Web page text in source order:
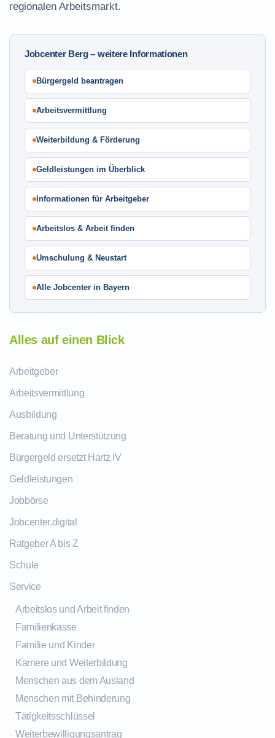
regionalen Arbeitsmarkt.
Jobcenter Berg – weitere Informationen
Bürgergeld beantragen
Arbeitsvermittlung
Weiterbildung & Förderung
Geldleistungen im Überblick
Informationen für Arbeitgeber
Arbeitslos & Arbeit finden
Umschulung & Neustart
Alle Jobcenter in Bayern
Alles auf einen Blick
Arbeitgeber
Arbeitsvermittlung
Ausbildung
Beratung und Unterstützung
Bürgergeld ersetzt Hartz IV
Geldleistungen
Jobbörse
Jobcenter.digital
Ratgeber A bis Z
Schule
Service
Arbeitslos und Arbeit finden
Familienkasse
Familie und Kinder
Karriere und Weiterbildung
Menschen aus dem Ausland
Menschen mit Behinderung
Tätigkeitsschlüssel
Weiterbewilligungsantrag